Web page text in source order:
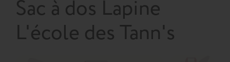
Sac à dos Lapine
L'école des Tann's